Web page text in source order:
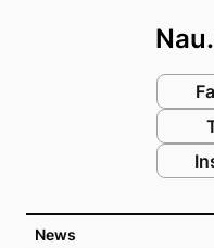
News